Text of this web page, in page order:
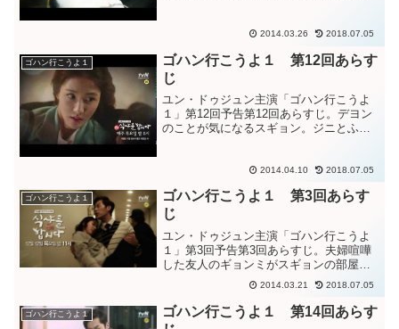
事にしましょうとのスギョンの言葉を思
2014.03.26 2018.07.05
ゴハン行こうよ１
ゴハン行こうよ１ 第12回あらす
じ
ユン・ドゥジュン主演「ゴハン行こうよ
１」第12回予告第12回あらすじ。デヨン
のことが気になるスギョン。ジニとふざ
インデーに向けて、手作りのチョコレー
トの用意をするジニ。...
2014.04.10 2018.07.05
ゴハン行こうよ１
ゴハン行こうよ１ 第3回あらす
じ
ユン・ドゥジュン主演「ゴハン行こうよ
１」第3回予告第3回あらすじ。夫婦喧嘩
した友人のギョンミがスギョンの部屋に
泊まりに来た。旦那（事務長）が無断で
借金して義妹にお金を貸したのが原因
だ。離婚して一人で暮らすスギョンが羨
ましいというギョンミ。事...
2014.03.21 2018.07.05
ゴハン行こうよ１
ゴハン行こうよ１ 第14回あらす